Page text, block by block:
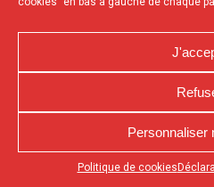
Personnaliser
Politique de cookies
Appuyez sur le bouton partager en